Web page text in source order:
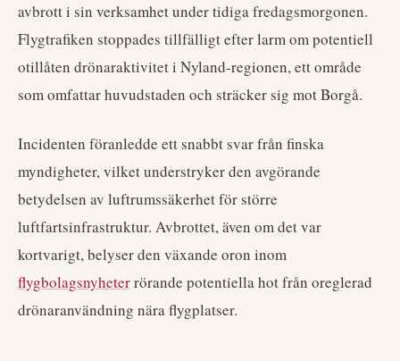
avbrott i sin verksamhet under tidiga fredagsmorgonen.
Flygtrafiken stoppades tillfälligt efter larm om potentiell
otillåten drönaraktivitet i Nyland-regionen, ett område
som omfattar huvudstaden och sträcker sig mot Borgå.
Incidenten föranledde ett snabbt svar från finska
myndigheter, vilket understryker den avgörande
betydelsen av luftrumssäkerhet för större
luftfartsinfrastruktur. Avbrottet, även om det var
kortvarigt, belyser den växande oron inom
flygbolagsnyheterrörande potentiella hot från oreglerad
drönaranvändning nära flygplatser.